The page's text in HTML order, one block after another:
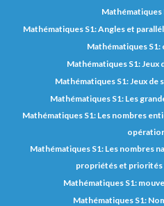
Mathématiques
Mathématiques S1: Angles et
Mathématiques S1:
Mathématiques S1: Jeux
Mathématiques S1: Jeux de
Mathématiques S1: Les
Mathématiques S1: Les nombres
Mathématiques S1: Les nombres
propriétés et priorités
Mathématiques S1:
Mathématiques S1: